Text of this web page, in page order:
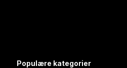
Populære kategorier